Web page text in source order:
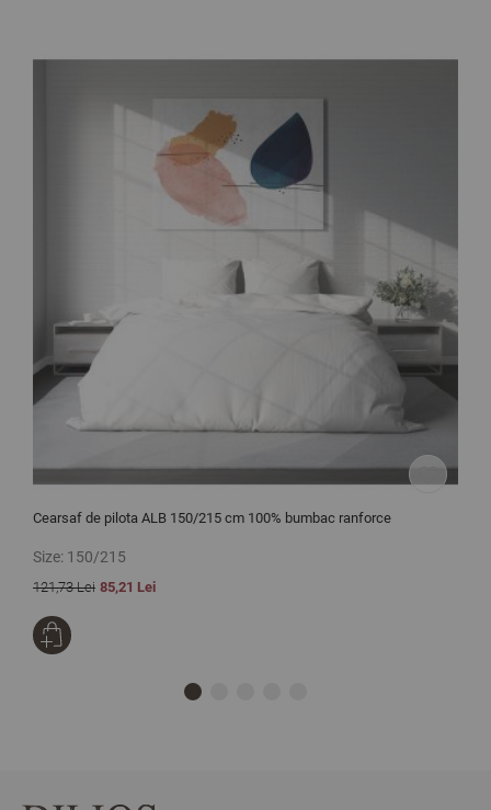
Cearsaf de pilota ALB 150/215 cm 100% bumbac ranforce
Size: 150/215
121,73 Lei 85,21 Lei